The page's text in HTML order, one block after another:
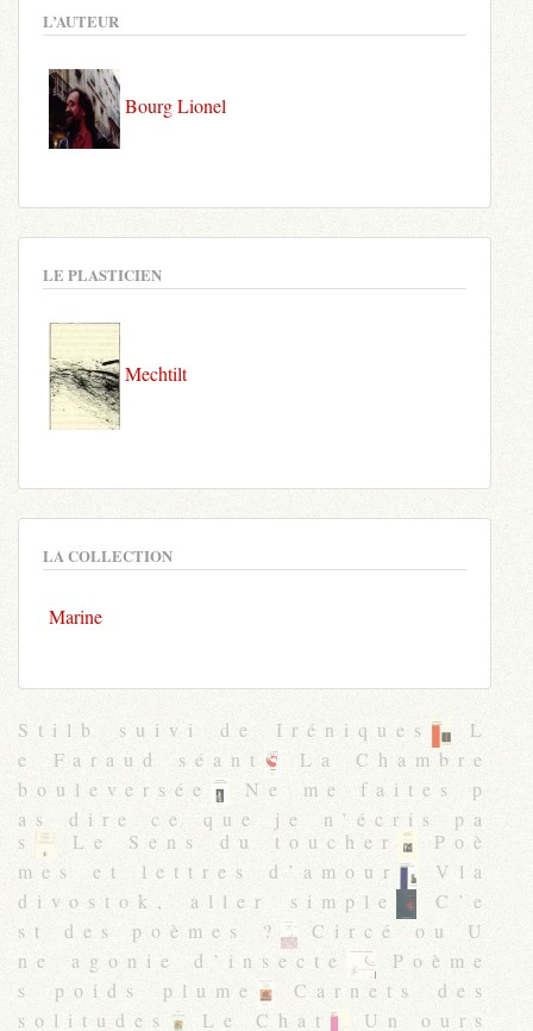
L’AUTEUR
Bourg Lionel
LE PLASTICIEN
Mechtilt
LA COLLECTION
Marine
Stilb suivi de Iréniques
L
e Faraud séant
La Chambre
bouleversée
Ne me faites p
as dire ce que je n’écris pa
s
Le Sens du toucher
Poè
mes et lettres d’amour
Vla
divostok, aller simple
C’e
st des poèmes ?
Circé ou U
ne agonie d’insecte
Poème
s poids plume
Carnets des
solitudes
Le Chat Un ours